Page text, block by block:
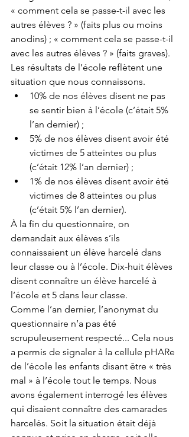
« comment cela se passe-t-il avec les
autres élèves ? » (faits plus ou moins
anodins) ; « comment cela se passe-t-il
avec les autres élèves ? » (faits graves).
Les résultats de l’école reflètent une
situation que nous connaissons.
10% de nos élèves disent ne pas
se sentir bien à l’école (c’était 5%
l’an dernier) ;
5% de nos élèves disent avoir été
victimes de 5 atteintes ou plus
(c’était 12% l’an dernier) ;
1% de nos élèves disent avoir été
victimes de 8 atteintes ou plus
(c’était 5% l’an dernier).
À la fin du questionnaire, on
demandait aux élèves s’ils
connaissaient un élève harcelé dans
leur classe ou à l’école. Dix-huit élèves
disent connaître un élève harcelé à
l’école et 5 dans leur classe.
Comme l’an dernier, l’anonymat du
questionnaire n’a pas été
scrupuleusement respecté... Cela nous
a permis de signaler à la cellule pHARe
de l’école les enfants disant être « très
mal » à l’école tout le temps. Nous
avons également interrogé les élèves
qui disaient connaître des camarades
harcelés. Soit la situation était déjà